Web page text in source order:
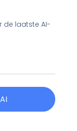
de laatste AI-